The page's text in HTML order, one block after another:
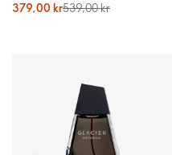
379,00 kr539,00 kr